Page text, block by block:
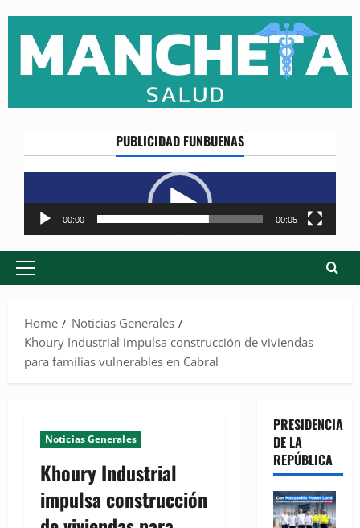
content
PUBLICIDAD FUNBUENAS
Reproductor
de
vídeo
00:00 00:05
Primary
Home
Noticias Generales
Khoury Industrial impulsa construcción de viviendas
para familias vulnerables en Cabral
Noticias Generales
Khoury Industrial
impulsa construcción
PRESIDENCIA
DE LA
REPÚBLICA